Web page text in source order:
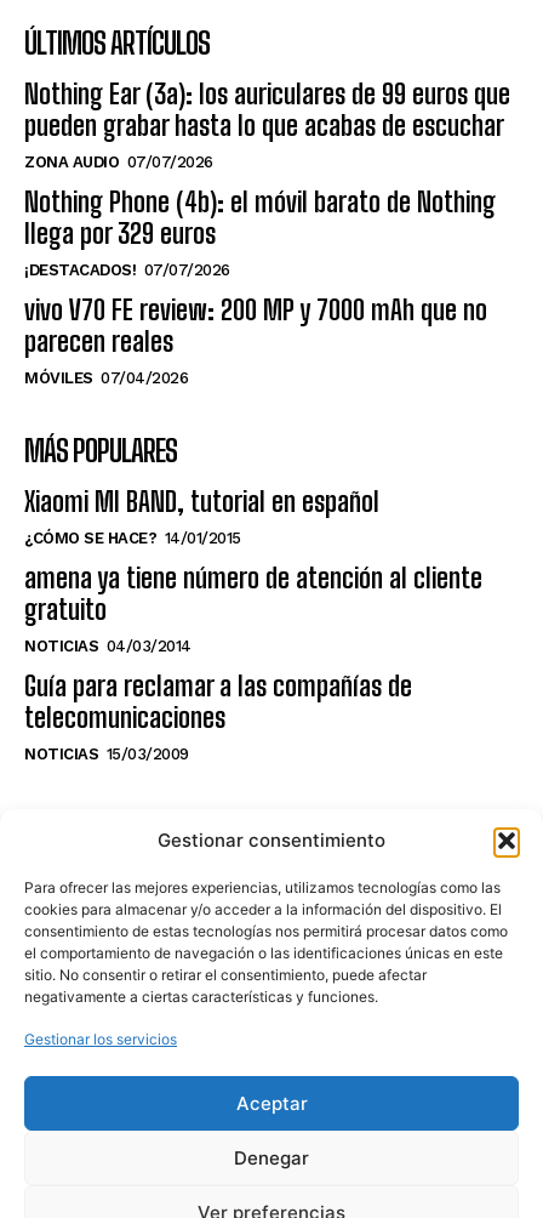
Gestionar consentimiento
Para ofrecer las mejores experiencias, utilizamos tecnologías como las
cookies para almacenar y/o acceder a la información del dispositivo. El
consentimiento de estas tecnologías nos permitirá procesar datos como
el comportamiento de navegación o las identificaciones únicas en este
sitio. No consentir o retirar el consentimiento, puede afectar
negativamente a ciertas características y funciones.
Gestionar los servicios
Aceptar
Denegar
Ver preferencias
ÚLTIMOS ARTÍCULOS
Nothing Ear (3a): los auriculares de 99 euros que
pueden grabar hasta lo que acabas de escuchar
ZONA AUDIO 07/07/2026
Nothing Phone (4b): el móvil barato de Nothing
llega por 329 euros
¡DESTACADOS! 07/07/2026
vivo V70 FE review: 200 MP y 7000 mAh que no
parecen reales
MÓVILES 07/04/2026
MÁS POPULARES
Xiaomi MI BAND, tutorial en español
¿CÓMO SE HACE? 14/01/2015
amena ya tiene número de atención al cliente
gratuito
NOTICIAS 04/03/2014
Guía para reclamar a las compañías de
telecomunicaciones
NOTICIAS 15/03/2009
NO TE PIERDAS LO ÚLTIMO DEL CANAL
Haz clic en «Estoy de acuerdo» para
activar Youtube
POLÍTICA DE COOKIES